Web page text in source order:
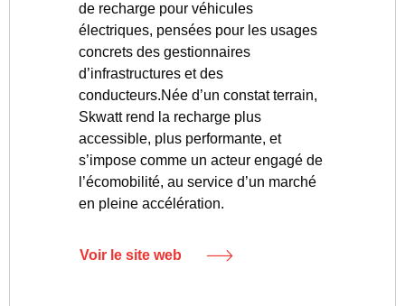
de recharge pour véhicules
électriques, pensées pour les usages
concrets des gestionnaires
d’infrastructures et des
conducteurs.Née d’un constat terrain,
Skwatt rend la recharge plus
accessible, plus performante, et
s’impose comme un acteur engagé de
l’écomobilité, au service d’un marché
en pleine accélération.
Voir le site web